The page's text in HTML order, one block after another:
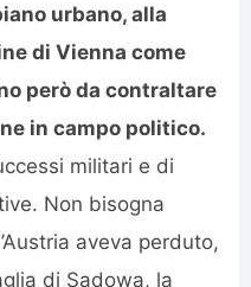
urbano, alla
di Vienna come
però da contraltare
in campo politico.
militari e di
Non bisogna
aveva perduto,
di Sadowa, la